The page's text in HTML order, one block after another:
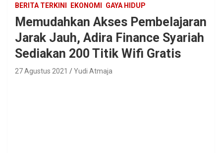
BERITA TERKINI EKONOMI GAYA HIDUP
Memudahkan Akses Pembelajaran
Jarak Jauh, Adira Finance Syariah
Sediakan 200 Titik Wifi Gratis
27 Agustus 2021 Yudi Atmaja